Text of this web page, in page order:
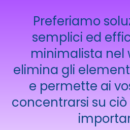
Preferiamo
semplici ed
minimalista nel
elimina gli
e permette ai
concentrarsi su